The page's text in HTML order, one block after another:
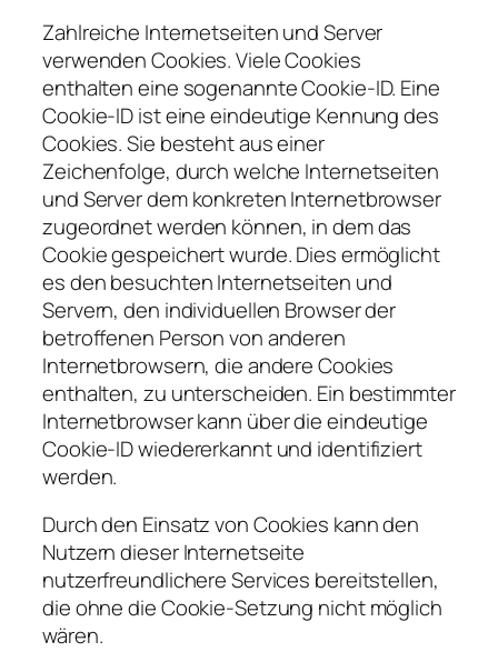
Zahlreiche Internetseiten und Server
verwenden Cookies. Viele Cookies
enthalten eine sogenannte Cookie-ID. Eine
Cookie-ID ist eine eindeutige Kennung des
Cookies. Sie besteht aus einer
Zeichenfolge, durch welche Internetseiten
und Server dem konkreten Internetbrowser
zugeordnet werden können, in dem das
Cookie gespeichert wurde. Dies ermöglicht
es den besuchten Internetseiten und
Servern, den individuellen Browser der
betroffenen Person von anderen
Internetbrowsern, die andere Cookies
enthalten, zu unterscheiden. Ein bestimmter
Internetbrowser kann über die eindeutige
Cookie-ID wiedererkannt und identifiziert
werden.
Durch den Einsatz von Cookies kann den
Nutzern dieser Internetseite
nutzerfreundlichere Services bereitstellen,
die ohne die Cookie-Setzung nicht möglich
wären.